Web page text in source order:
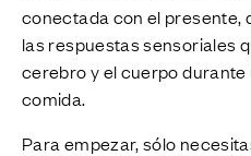
conectada con el presente,
las respuestas sensoriales
cerebro y el cuerpo durante
comida.
Para empezar, sólo